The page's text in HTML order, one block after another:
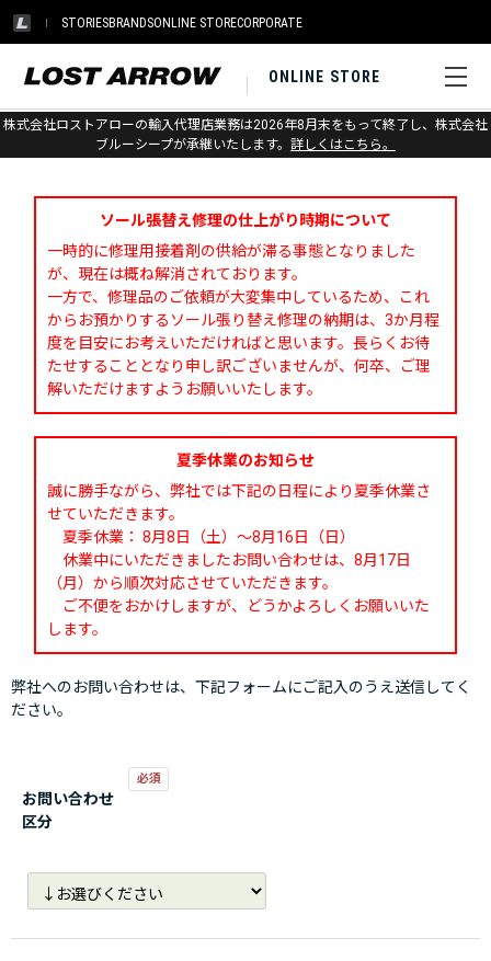
STORIESBRANDSONLINE STORECORPORATE
ONLINE STORE
株式会社ロストアローの輸入代理店業務は2026年8月末をもって終了し、株式会社
ブルーシープが承継いたします。 詳しくはこちら。
お問い合わせ
ソール張替え修理の仕上がり時期について
一時的に修理用接着剤の供給が滞る事態となりました
が、現在は概ね解消されております。
一方で、修理品のご依頼が大変集中しているため、これ
からお預かりするソール張り替え修理の納期は、3か月程
度を目安にお考えいただければと思います。長らくお待
たせすることとなり申し訳ございませんが、何卒、ご理
解いただけますようお願いいたします。
夏季休業のお知らせ
誠に勝手ながら、弊社では下記の日程により夏季休業さ
せていただきます。
夏季休業： 8月8日（土）～8月16日（日）
休業中にいただきましたお問い合わせは、8月17日
（月）から順次対応させていただきます。
ご不便をおかけしますが、どうかよろしくお願いいた
します。
弊社へのお問い合わせは、下記フォームにご記入のうえ送信してく
ださい。
お問い合わせ
区分